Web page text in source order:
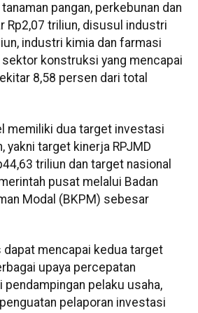
pangan, perkebunan dan
Rp2,07 triliun, disusul industri
industri kimia dan farmasi
sektor konstruksi yang mencapai
8,58 persen dari total
memiliki dua target investasi
yakni target kinerja RPJMD
triliun dan target nasional
pusat melalui Badan
Modal (BKPM) sebesar
dapat mencapai kedua target
upaya percepatan
pendampingan pelaku usaha,
pelaporan investasi